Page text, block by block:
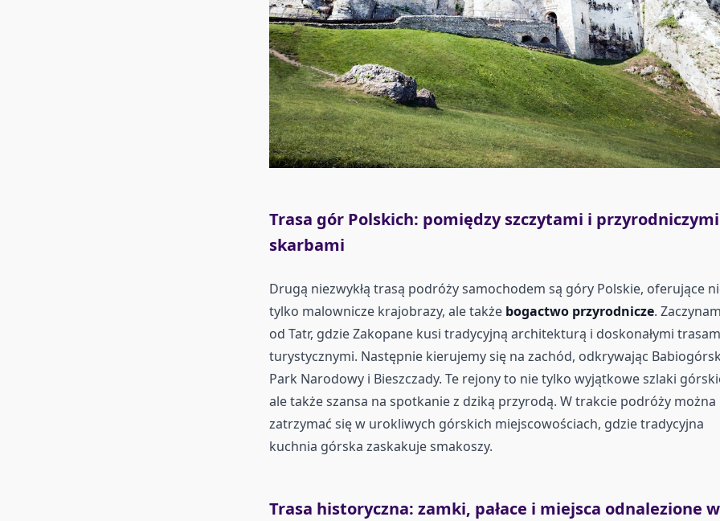
Trasa gór Polskich: pomiędzy szczytami i przyrodniczymi
skarbami
Drugą niezwykłą trasą podróży samochodem są góry Polskie, oferujące
tylko malownicze krajobrazy, ale takżebogactwo przyrodnicze.
od Tatr, gdzie Zakopane kusi tradycyjną architekturą i doskonałymi
turystycznymi. Następnie kierujemy się na zachód, odkrywając
Park Narodowy i Bieszczady. Te rejony to nie tylko wyjątkowe szlaki
ale także szansa na spotkanie z dziką przyrodą. W trakcie podróży można
zatrzymać się w urokliwych górskich miejscowościach, gdzie tradycyjna
kuchnia górska zaskakuje smakoszy.
Trasa historyczna: zamki, pałace i miejsca odnalezione w